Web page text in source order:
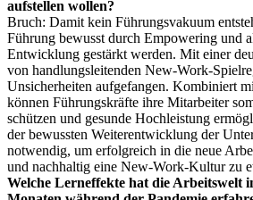
aufstellen wollen?
Bruch: Damit kein Führungsvakuum
Führung bewusst durch Empowering und
Entwicklung gestärkt werden. Mit einer
von handlungsleitenden New-Work-
Unsicherheiten aufgefangen. Kombiniert
können Führungskräfte ihre Mitarbeiter
schützen und gesunde Hochleistung
der bewussten Weiterentwicklung der
notwendig, um erfolgreich in die neue
und nachhaltig eine New-Work-Kultur zu
Welche Lerneffekte hat die Arbeitswelt